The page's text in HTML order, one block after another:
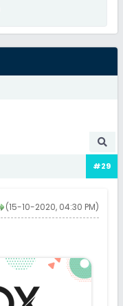
#29
(15-10-2020, 04:30 PM)